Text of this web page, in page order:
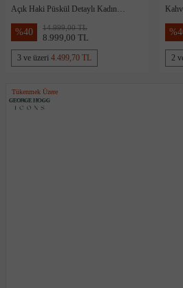
Açık Haki Püskül Detaylı Kadın
%40 14.999,00 TL
8.999,00 TL
3 ve üzeri 4.499,70 TL
%
2
Tükenmek Üzere